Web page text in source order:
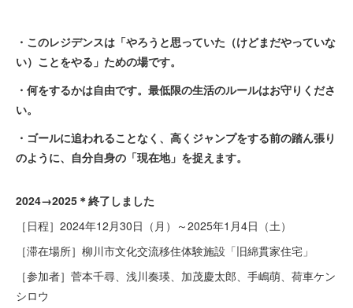
・このレジデンスは「やろうと思っていた（けどまだやっていな
い）ことをやる」ための場です。
・何をするかは自由です。最低限の生活のルールはお守りくださ
い。
・ゴールに追われることなく、高くジャンプをする前の踏ん張り
のように、自分自身の「現在地」を捉えます。
2024→2025＊終了しました
［日程］2024年12月30日（月）～2025年1月4日（土）
［滞在場所］柳川市文化交流移住体験施設「旧綿貫家住宅」
［参加者］菅本千尋、浅川奏瑛、加茂慶太郎、手嶋萌、荷車ケン
シロウ